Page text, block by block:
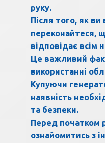
руку.
Після того, як
переконайтеся,
відповідає всім
Це важливий
використанні
Купуючи
наявність
та безпеки.
Перед початком
ознайомитись з